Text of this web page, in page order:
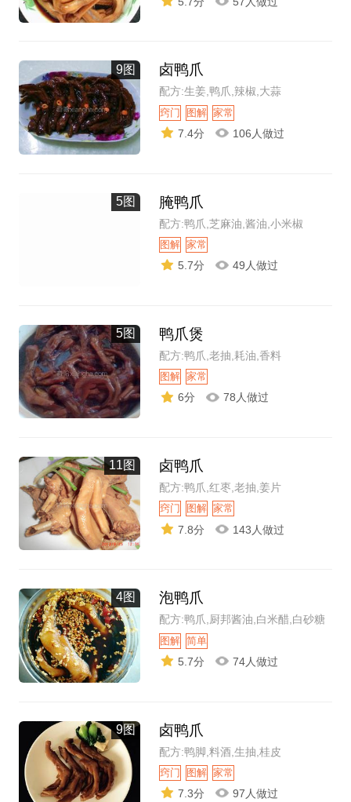
9图 卤鸭爪
配方:生姜,鸭爪,辣椒,大蒜
窍门 图解 家常
7.4分 106人做过
5图 腌鸭爪
配方:鸭爪,芝麻油,酱油,小米椒
图解 家常
5.7分 49人做过
5图 鸭爪煲
配方:鸭爪,老抽,耗油,香料
图解 家常
6分 78人做过
11图 卤鸭爪
配方:鸭爪,红枣,老抽,姜片
窍门 图解 家常
7.8分 143人做过
4图 泡鸭爪
配方:鸭爪,厨邦酱油,白米醋,白砂糖
图解 简单
5.7分 74人做过
9图 卤鸭爪
配方:鸭脚,料酒,生抽,桂皮
窍门 图解 家常
7.3分 97人做过